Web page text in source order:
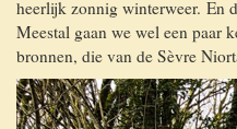
heerlijk zonnig winterweer. En
Meestal gaan we wel een paar
bronnen, die van de Sèvre